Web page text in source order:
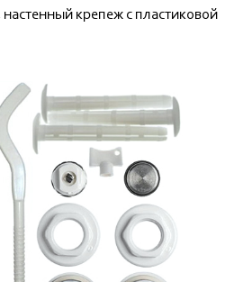
крепеж с пластиковой